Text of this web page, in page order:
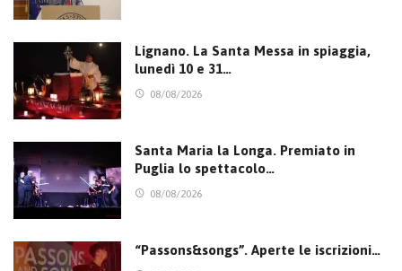
Lignano. La Santa Messa in spiaggia,
lunedì 10 e 31…
08/08/2026
Santa Maria la Longa. Premiato in
Puglia lo spettacolo…
08/08/2026
“Passons&songs”. Aperte le iscrizioni…